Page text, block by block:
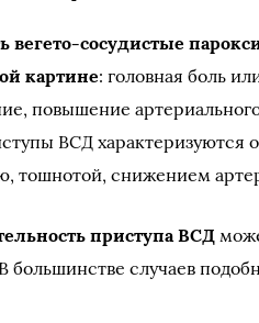
вегето-сосудистые
картине: головная боль
повышение
ВСД характеризуются
тошнотой, снижением
приступа ВСД
большинстве случаев